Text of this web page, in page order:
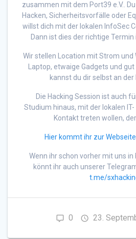
zusammen mit dem Port39 e.V..
Hacken, Sicherheitsvorfälle oder
willst dich mit der lokalen InfoSec
Dann ist dies der richtige Termin
Wir stellen Location mit Strom und
Laptop, etwaige Gadgets und
kannst du dir selbst an der
Die Hacking Session ist auch
Studium hinaus, mit der lokalen
Kontakt treten wollen,
Hier kommt ihr zur
Wenn ihr schon vorher mit uns
könnt ihr auch unserer
t.me/
0 23.